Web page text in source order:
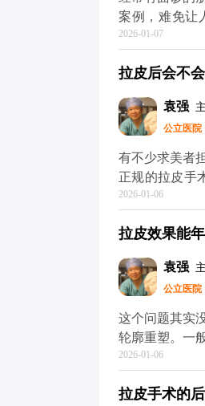
提升术的问题
案例，难免让
果”，大多不
另一个人。就
响。 术后初期
的朋友，重点
是别人觉得你
术的问题，可
2026-01-07
拉皮后会不
袁强
公立医院
有不少求美者
正规的拉皮手
位固定，最后
是“假拉皮”——
键”，甚至能
变化，也就是
逸的。术后还
主要解决的是
于MCR复合提
了解。
2026-01-06
拉皮效果能
袁强
公立医院
这个问题其实
轮廓重塑。一
皮肤质地，还
致，看起来就
2026-01-06
拉皮手术的